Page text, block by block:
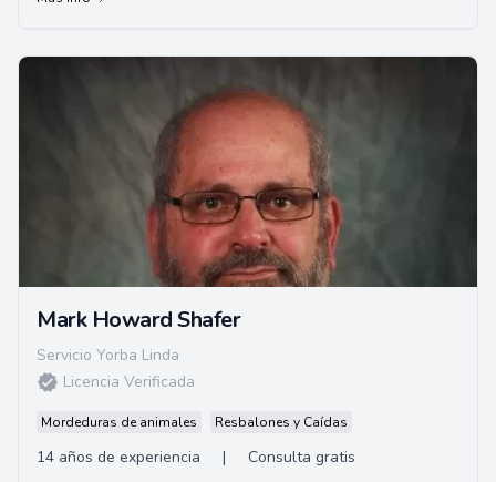
Mark Howard Shafer
Servicio Yorba Linda
Licencia Verificada
Mordeduras de animales Resbalones y Caídas
14 años de experiencia |
Consulta gratis